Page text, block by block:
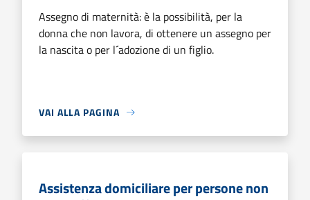
Assegno di maternità: è la possibilità, per la
donna che non lavora, di ottenere un assegno per
la nascita o per l´adozione di un figlio.
VAI ALLA PAGINA
Assistenza domiciliare per persone non